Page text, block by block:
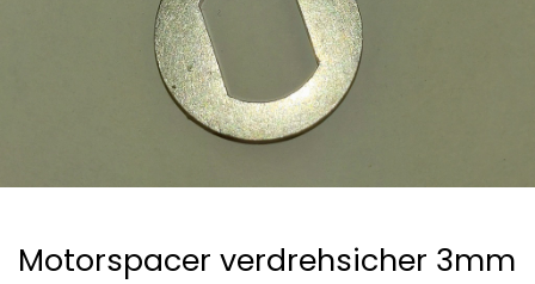
Motorspacer verdrehsicher 3mm